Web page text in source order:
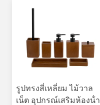
รูปทรงสี่เหลี่ยม ไม้วาล
เน็ต อุปกรณ์เสริมห้องน้ํา